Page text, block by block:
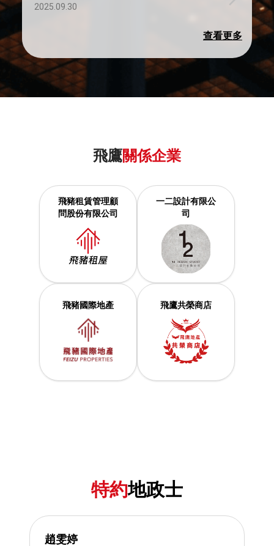
2025.09.30
查看更多
飛鷹關係企業
飛豬租賃管理顧
問股份有限公司
一二設計有限公
司
飛豬國際地產 飛鷹共榮商店
特約地政士
趙雯婷